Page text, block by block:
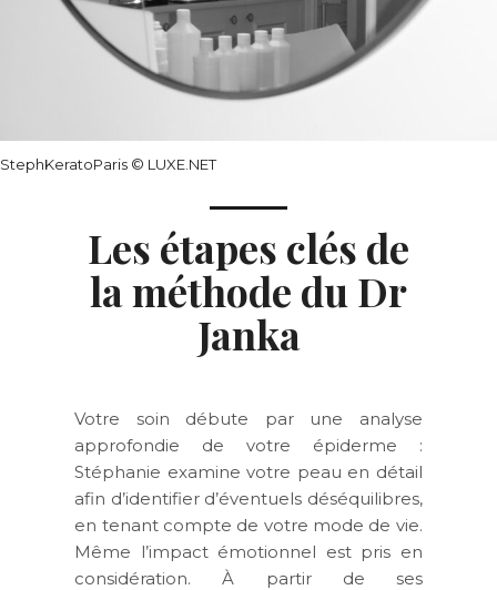
StephKeratoParis © LUXE.NET
Les étapes clés de
la méthode du Dr
Janka
Votre soin débute par une analyse
approfondie de votre épiderme :
Stéphanie examine votre peau en détail
afin d’identifier d’éventuels déséquilibres,
en tenant compte de votre mode de vie.
Même
l’impact émotionnel est pris en
considération. À partir de ses